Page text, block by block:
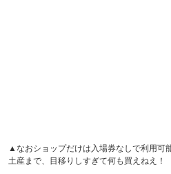
うですし、エナジーブレスがあ
円に割引となるらしいですから